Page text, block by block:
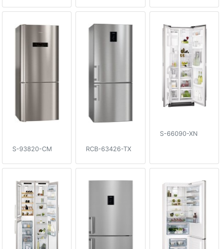
S-93820-CM RCB-63426-TX
S-66090-XN